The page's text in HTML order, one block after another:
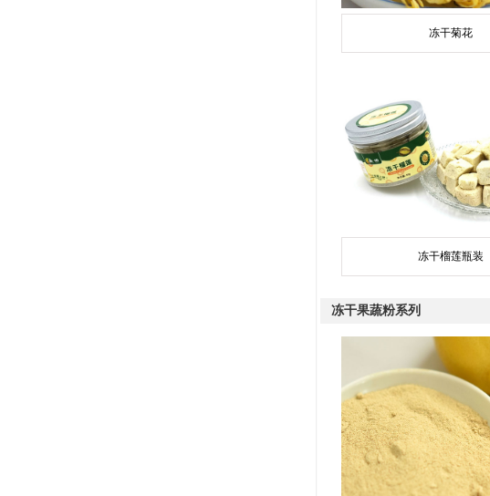
冻干菊花
冻干榴莲瓶装
冻干果蔬粉系列